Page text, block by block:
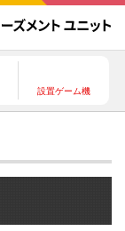
設置ゲーム機